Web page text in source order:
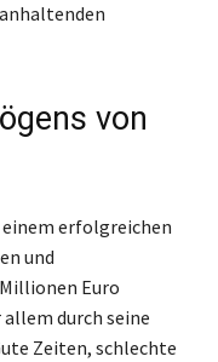
von
einem erfolgreichen
und
Euro
durch seine
Zeiten, schlechte